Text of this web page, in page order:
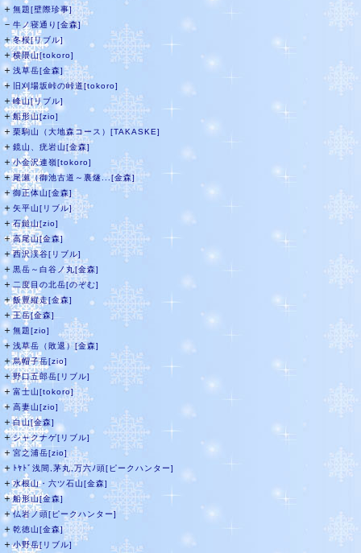
＋ 無題[壁際珍事]
－ 牛ノ寝通り[金森]
＋冬桜[リブル]
＋横隈山[tokoro]
＋ 浅草岳[金森]
＋ 旧刈場坂峠の峠道[tokoro]
＋峰山[リブル]
＋船形山[zio]
＋ 栗駒山（大地森コース）[TAKASKE]
＋ 鏡山、疣岩山[金森]
＋小金沢連嶺[tokoro]
＋尾瀬（御池古道～裏燧...[金森]
＋御正体山[金森]
＋ 矢平山[リブル]
＋石鎚山[zio]
＋高尾山[金森]
＋西沢渓谷[リブル]
＋ 黒岳～白谷ノ丸[金森]
＋ 二度目の北岳[のぞむ]
＋飯豊縦走[金森]
＋王岳[金森]
＋ 無題[zio]
＋ 浅草岳（敗退）[金森]
＋烏帽子岳[zio]
＋野口五郎岳[リブル]
＋ 富士山[tokoro]
＋ 高妻山[zio]
＋白山[金森]
＋シャクナゲ[リブル]
＋ 宮之浦岳[zio]
＋ ﾄﾔﾄﾞ浅間,茅丸,万六ﾉ頭[ピークハンター]
＋水根山・六ツ石山[金森]
＋船形山[金森]
＋仏岩ノ頭[ピークハンター]
＋ 乾徳山[金森]
＋小野岳[リブル]